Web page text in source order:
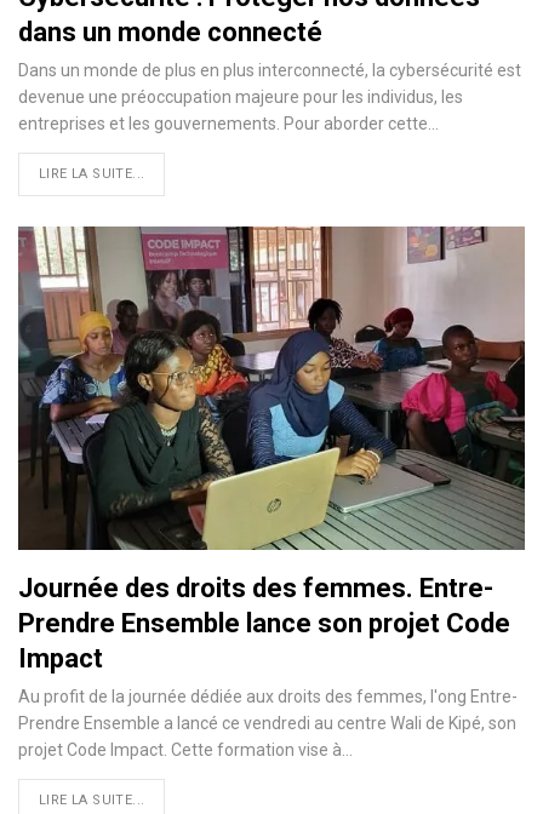
dans un monde connecté
Dans un monde de plus en plus interconnecté, la cybersécurité est
devenue une préoccupation majeure pour les individus, les
entreprises et les gouvernements. Pour aborder cette…
LIRE LA SUITE...
Journée des droits des femmes. Entre-
Prendre Ensemble lance son projet Code
Impact
Au profit de la journée dédiée aux droits des femmes, l'ong Entre-
Prendre Ensemble a lancé ce vendredi au centre Wali de Kipé, son
projet Code Impact. Cette formation vise à…
LIRE LA SUITE...